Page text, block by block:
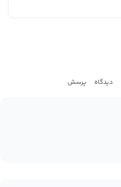
دیدگاه پرسش